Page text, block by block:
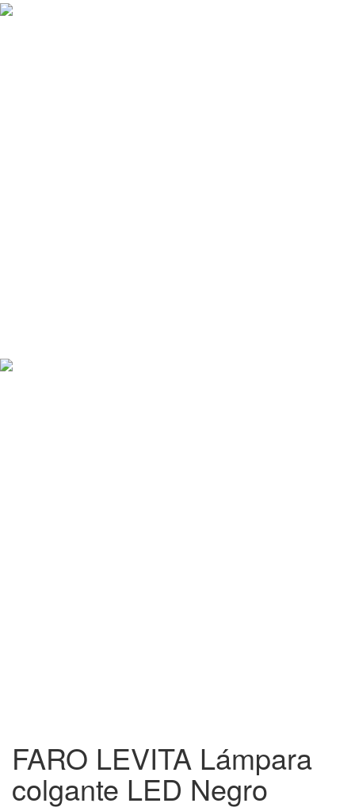
FARO LEVITA Lámpara
colgante LED Negro